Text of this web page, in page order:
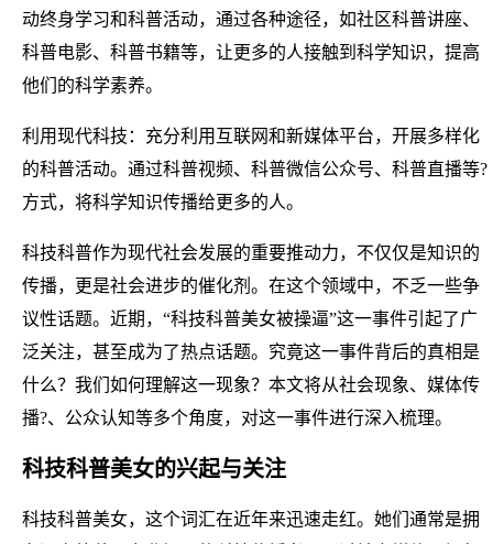
动终身学习和科普活动，通过各种途径，如社区科普讲座、
科普电影、科普书籍等，让更多的人接触到科学知识，提高
他们的科学素养。
利用现代科技：充分利用互联网和新媒体平台，开展多样化
的科普活动。通过科普视频、科普微信公众号、科普直播等?
方式，将科学知识传播给更多的人。
科技科普作为现代社会发展的重要推动力，不仅仅是知识的
传播，更是社会进步的催化剂。在这个领域中，不乏一些争
议性话题。近期，“科技科普美女被操逼”这一事件引起了广
泛关注，甚至成为了热点话题。究竟这一事件背后的真相是
什么？我们如何理解这一现象？本文将从社会现象、媒体传
播?、公众认知等多个角度，对这一事件进行深入梳理。
科技科普美女的兴起与关注
科技科普美女，这个词汇在近年来迅速走红。她们通常是拥